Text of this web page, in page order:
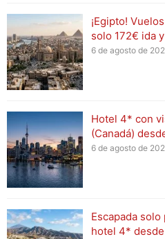
¡Egipto!
solo 172€ ida
6 de agosto de
Hotel 4* con
(Canadá)
6 de agosto de
Escapada
hotel 4*